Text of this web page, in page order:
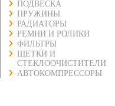
ПОДВЕСКА
ПРУЖИНЫ
РАДИАТОРЫ
РЕМНИ И РОЛИКИ
ФИЛЬТРЫ
ЩЕТКИ И
СТЕКЛООЧИСТИТЕЛИ
АВТОКОМПРЕССОРЫ